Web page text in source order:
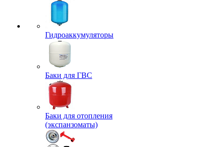
Гидроаккумуляторы
Баки для ГВС
Баки для отопления
(экспанзоматы)